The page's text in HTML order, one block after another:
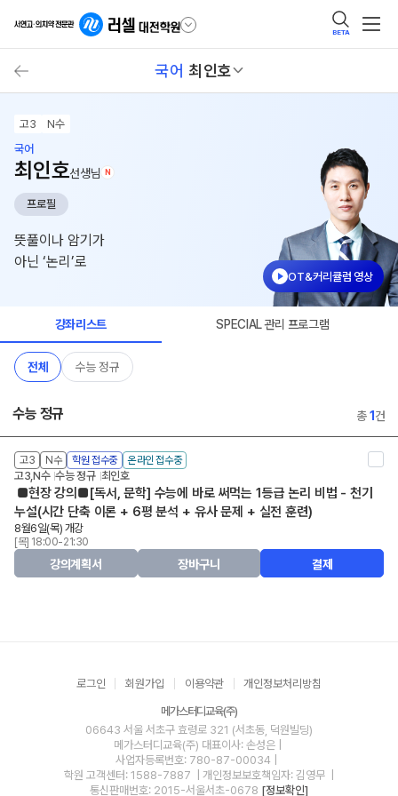
BETA
국어 최인호
고3
N수
국어
최인호선생님 N
프로필
뜻풀이나 암기가
아닌 ‘논리’로
OT&커리큘럼 영상
강좌리스트 SPECIAL 관리 프로그램
전체 수능 정규
수능 정규 총1 건
고3 N수 학원 접수중 온라인 접수중
고3,N수 수능 정규 최인호
■현장 강의■[독서, 문학] 수능에 바로 써먹는 1등급 논리 비법 - 천기
누설(시간 단축 이론 + 6평 분석 + 유사 문제 + 실전 훈련)
8월6일(목) 개강
[목] 18:00-21:30
강의계획서 장바구니 결제
로그인 회원가입 이용약관 개인정보처리방침
메가스터디교육(주)
06643 서울 서초구 효령로 321 (서초동, 덕원빌딩)
메가스터디교육(주) 대표이사: 손성은 |
사업자등록번호: 780-87-00034
학원 고객센터: 1588-7887
| 개인정보보호책임자: 김영무
통신판매번호: 2015-서울서초-0678 [정보확인]